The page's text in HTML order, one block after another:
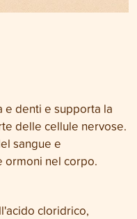
e denti e supporta la
delle cellule nervose.
sangue e
ormoni nel corpo.
cloridrico,